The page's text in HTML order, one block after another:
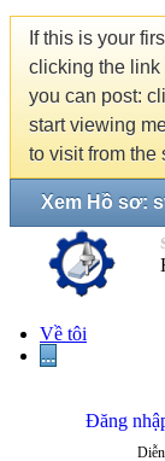
If this is your
clicking the link
you can post:
start viewing
to visit from the
Xem Hồ sơ:
Về tôi
...
Đăng